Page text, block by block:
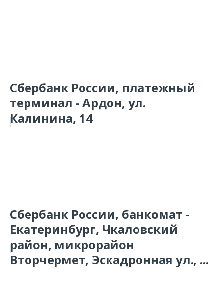
Сбербанк России, платежный
терминал - Ардон, ул.
Калинина, 14
Сбербанк России, банкомат -
Екатеринбург, Чкаловский
район, микрорайон
Вторчермет, Эскадронная ул., ...